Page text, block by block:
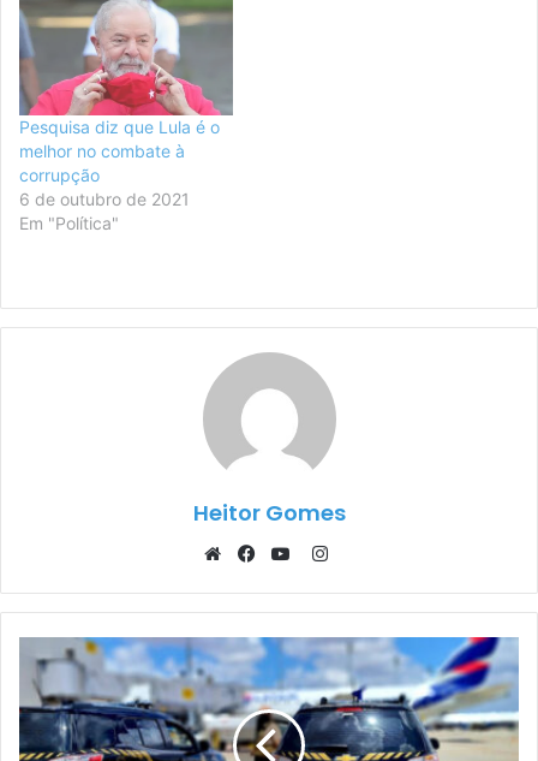
Pesquisa diz que Lula é o
melhor no combate à
corrupção
6 de outubro de 2021
Em "Política"
Heitor Gomes
Instagram